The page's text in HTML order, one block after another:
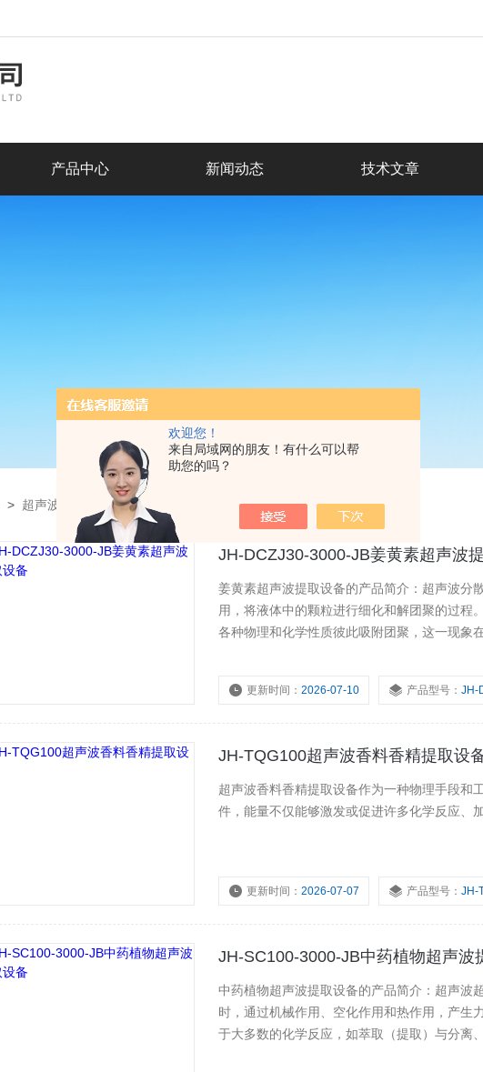
欢迎您！
来自局域网的朋友！有什么可以帮
助您的吗？
产品中心 新闻动态 技术文章
> 超声波提取设备
JH-DCZJ30-3000-JB姜黄素超声波
姜黄素超声波提取设备的产品简介：超声波分
用，将液体中的颗粒进行细化和解团聚的过程
各种物理和化学性质彼此吸附团聚，这一现象
更新时间：2026-07-10 产品型号：JH-
JH-TQG100超声波香料香精提取设
超声波香料香精提取设备作为一种物理手段和
件，能量不仅能够激发或促进许多化学反应、
更新时间：2026-07-07 产品型号：JH-
JH-SC100-3000-JB中药植物超声波
中药植物超声波提取设备的产品简介：超声波
时，通过机械作用、空化作用和热作用，产生
于大多数的化学反应，如萃取（提取）与分离